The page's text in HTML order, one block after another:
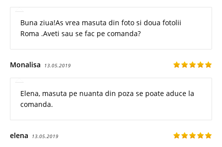
Buna ziua!As vrea masuta din foto si doua fotolii
Roma .Aveti sau se fac pe comanda?
Monalisa 13.05.2019
Elena, masuta pe nuanta din poza se poate aduce la
comanda.
elena 13.05.2019